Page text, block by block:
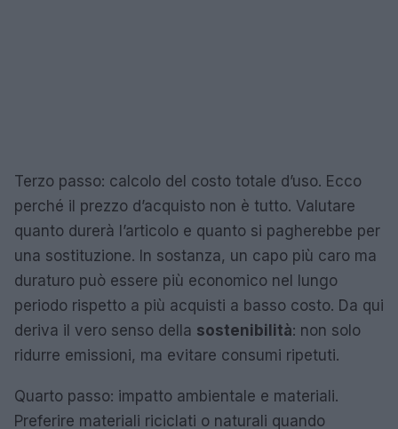
Terzo passo: calcolo del costo totale d’uso. Ecco
perché il prezzo d’acquisto non è tutto. Valutare
quanto durerà l’articolo e quanto si pagherebbe per
una sostituzione. In sostanza, un capo più caro ma
duraturo può essere più economico nel lungo
periodo rispetto a più acquisti a basso costo. Da qui
deriva il vero senso della sostenibilità: non solo
ridurre emissioni, ma evitare consumi ripetuti.
Quarto passo: impatto ambientale e materiali.
Preferire materiali riciclati o naturali quando